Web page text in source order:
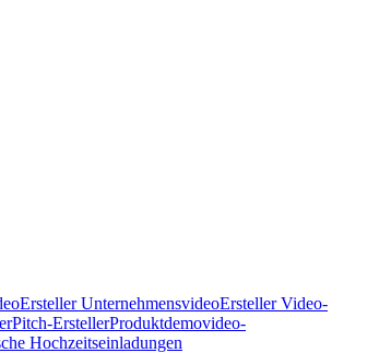
Ersteller UnternehmensvideoErsteller Video-
Pitch-ErstellerProduktdemovideo-
Hochzeitseinladungen